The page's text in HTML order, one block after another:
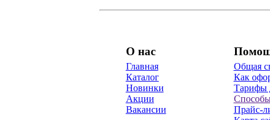
О нас
Главная
Каталог
Новинки
Акции
Вакансии
Общая
Как
Тарифы
Прайс-